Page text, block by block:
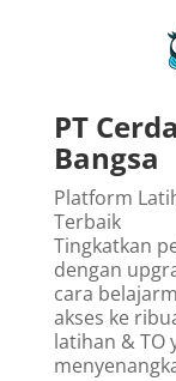
PT
Bangsa
Platform
Terbaik
Tingkatkan
dengan
cara
akses ke
latihan & TO